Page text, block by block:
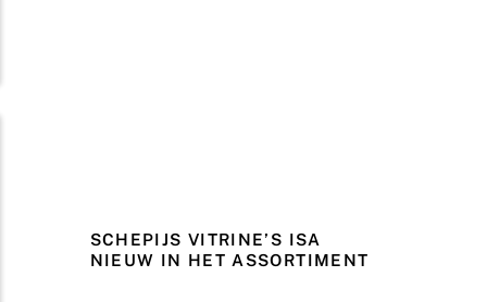
SCHEPIJS VITRINE’S ISA
NIEUW IN HET ASSORTIMENT